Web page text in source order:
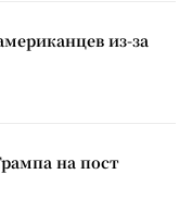
из-за
на пост